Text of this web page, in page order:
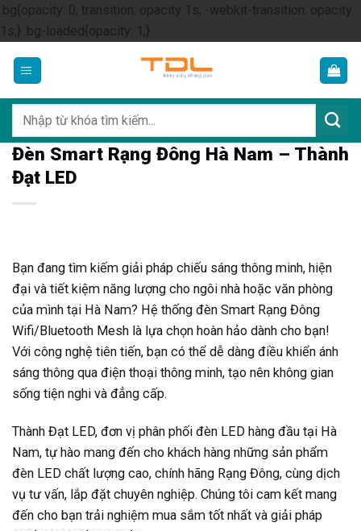
.bg{opacity: 0; transition: opacity 1s; -webkit-transition: opacity
1s;} .bg-loaded{opacity: 1;}Skip
content
kiếm:
Đèn Smart Rạng Đông Hà Nam – Thành
Đạt LED
Bạn đang tìm kiếm giải pháp chiếu sáng thông minh, hiện
đại và tiết kiệm năng lượng cho ngôi nhà hoặc văn phòng
của mình tại Hà Nam? Hệ thống đèn Smart Rạng Đông
Wifi/Bluetooth Mesh là lựa chọn hoàn hảo dành cho bạn!
Với công nghệ tiên tiến, bạn có thể dễ dàng điều khiển ánh
sáng thông qua điện thoại thông minh, tạo nên không gian
sống tiện nghi và đẳng cấp.
Thành Đạt LED, đơn vị phân phối đèn LED hàng đầu tại Hà
Nam, tự hào mang đến cho khách hàng những sản phẩm
đèn LED chất lượng cao, chính hãng Rạng Đông, cùng dịch
vụ tư vấn, lắp đặt chuyên nghiệp. Chúng tôi cam kết mang
đến cho bạn trải nghiệm mua sắm tốt nhất và giải pháp